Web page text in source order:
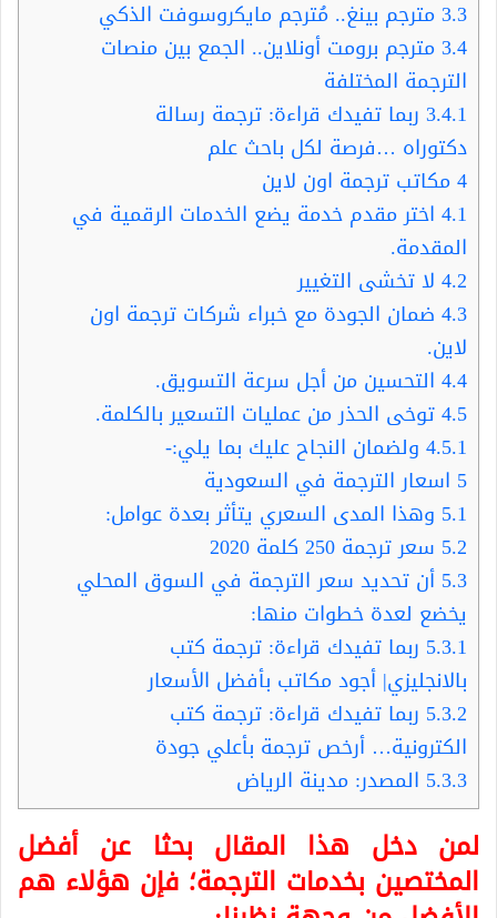
3.3مترجم بينغ.. مُترجم مايكروسوفت الذكي
3.4مترجم برومت أونلاين.. الجمع بين منصات
الترجمة المختلفة
3.4.1 ربما تفيدك قراءة: ترجمة رسالة
دكتوراه …فرصة لكل باحث علم
4مكاتب ترجمة اون لاين
4.1 اختر مقدم خدمة يضع الخدمات الرقمية في
المقدمة.
4.2 لا تخشى التغيير
4.3 ضمان الجودة مع خبراء شركات ترجمة اون
لاين.
4.4 التحسين من أجل سرعة التسويق.
4.5توخى الحذر من عمليات التسعير بالكلمة.
4.5.1 ولضمان النجاح عليك بما يلي:-
5 اسعار الترجمة في السعودية
5.1 وهذا المدى السعري يتأثر بعدة عوامل:
5.2 سعر ترجمة 250 كلمة 2020
5.3 أن تحديد سعر الترجمة في السوق المحلي
يخضع لعدة خطوات منها:
5.3.1 ربما تفيدك قراءة: ترجمة كتب
بالانجليزي| أجود مكاتب بأفضل الأسعار
5.3.2 ربما تفيدك قراءة: ترجمة كتب
الكترونية… أرخص ترجمة بأعلي جودة
5.3.3 المصدر: مدينة الرياض
لمن دخل هذا المقال بحثا عن أفضل
المختصين بخدمات الترجمة؛ فإن هؤلاء هم